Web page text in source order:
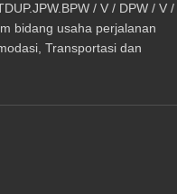
/ V / DPW / V /
bidang usaha perjalanan
Transportasi dan